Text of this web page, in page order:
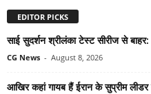
EDITOR PICKS
साई सुदर्शन श्रीलंका टेस्ट सीरीज से
CG News - August 8, 2026
आखिर कहां गायब हैं ईरान के सुप्रीम लीडर